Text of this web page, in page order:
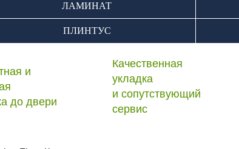
ЛАМИНАТ
ПЛИНТУС
и
до двери
Качественная
укладка
и сопутствующий
сервис